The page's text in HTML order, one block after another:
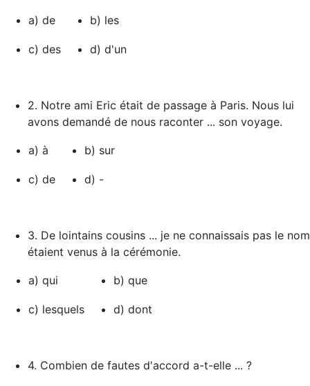
a) de b) les
c) des d) d'un
2. Notre ami Eric était de passage à Paris. Nous lui
avons demandé de nous raconter ... son voyage.
a) à b) sur
c) de d) -
3. De lointains cousins ... je ne connaissais pas le nom
étaient venus à la cérémonie.
a) qui b) que
c) lesquels d) dont
4. Combien de fautes d'accord a-t-elle ... ?